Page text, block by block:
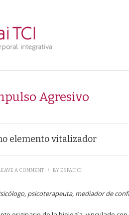
Agresivo
elemento vitalizador
A COMMENT \ BYESPAITCI
psicoterapeuta, mediador de